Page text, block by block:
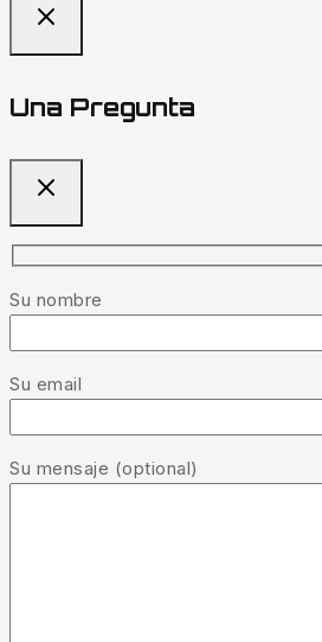
Una Pregunta
Su nombre
Su email
Su mensaje (optional)